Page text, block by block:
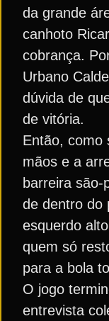
da grande
canhoto
cobrança.
Urbano
dúvida de
de vitória.
Então, como
mãos e a
barreira são-
de dentro do
esquerdo
quem só
para a bola
O jogo
entrevista